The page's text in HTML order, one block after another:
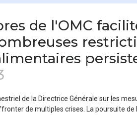
de l'OMC
de la Directrice Générale sur les
de multiples crises. La poursuite de